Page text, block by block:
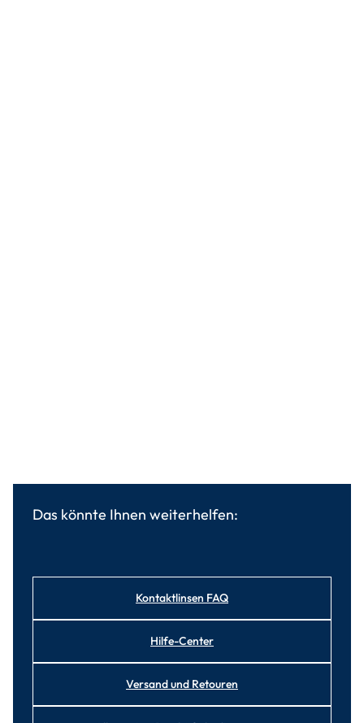
Das könnte Ihnen weiterhelfen:
Kontaktlinsen FAQ
Hilfe-Center
Versand und Retouren